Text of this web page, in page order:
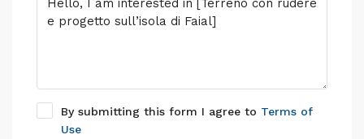
By submitting this form I agree to Terms of
Use